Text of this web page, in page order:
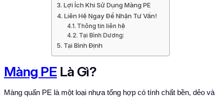
Lợi Ích Khi Sử Dụng Màng PE
Liên Hệ Ngay Để Nhận Tư Vấn!
Thông tin liên hệ
Tại Bình Dương:
Tại Bình Định
Màng PE Là Gì?
Màng quấn PE là một loại nhựa tổng hợp có tính chất bền, dẻo và